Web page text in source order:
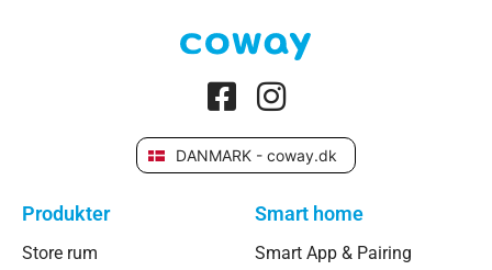
DANMARK - coway.dk
Produkter
Store rum
Smart home
Smart App & Pairing